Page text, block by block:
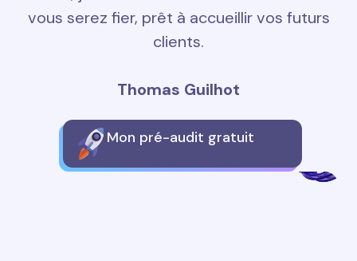
vous serez fier, prêt à accueillir vos futurs
clients.
Thomas Guilhot
Mon pré-audit gratuit